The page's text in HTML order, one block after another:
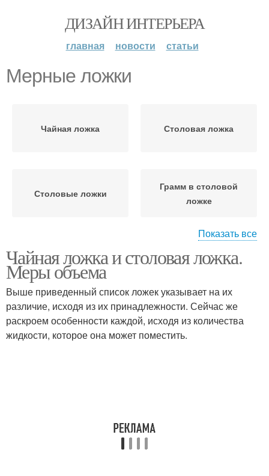
ДИЗАЙН ИНТЕРЬЕРА
главная новости статьи
Мерные ложки
Чайная ложка Столовая ложка
Столовые ложки
Грамм в столовой
ложке
Муки в столовой ложке Ложка в граммах
Муки в десертной
ложке
Муки в чайную ложку
Показать все
Чайная ложка и столовая ложка.
Меры объема
Выше приведенный список ложек указывает на их
различие, исходя из их принадлежности. Сейчас же
раскроем особенности каждой, исходя из количества
жидкости, которое она может поместить.